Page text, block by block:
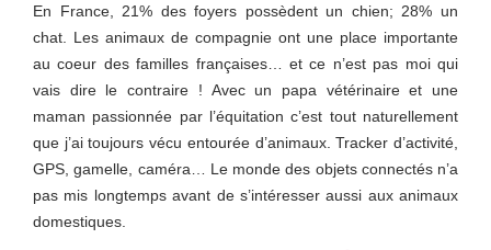
En France, 21% des foyers possèdent un chien; 28% un
chat. Les animaux de compagnie ont une place importante
au coeur des familles françaises… et ce n’est pas moi qui
vais dire le contraire ! Avec un papa vétérinaire et une
maman passionnée par l’équitation c’est tout naturellement
que j’ai toujours vécu entourée d’animaux. Tracker d’activité,
GPS, gamelle, caméra… Le monde des objets connectés n’a
pas mis longtemps avant de s’intéresser aussi aux animaux
domestiques.